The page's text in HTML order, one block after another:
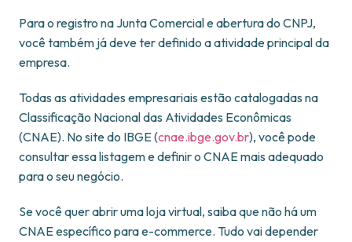
Para o registro na Junta Comercial e abertura do CNPJ,
você também já deve ter definido a atividade principal da
empresa.
Todas as atividades empresariais estão catalogadas na
Classificação Nacional das Atividades Econômicas
(CNAE). No site do IBGE (cnae.ibge.gov.br), você pode
consultar essa listagem e definir o CNAE mais adequado
para o seu negócio.
Se você quer abrir uma loja virtual, saiba que não há um
CNAE específico para e-commerce. Tudo vai depender